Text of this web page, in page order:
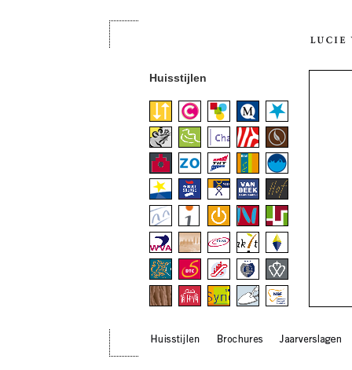
Huisstijlen